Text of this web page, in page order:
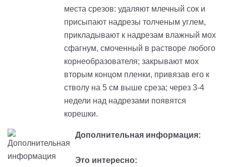
места срезов: удаляют млечный сок и
присыпают надрезы толченым углем,
прикладывают к надрезам влажный мох
сфагнум, смоченный в растворе любого
корнеобразователя; закрывают мох
вторым концом пленки, привязав его к
стволу на 5 см выше среза; через 3-4
недели над надрезами появятся
корешки.
Дополнительная информация:
Это интересно: